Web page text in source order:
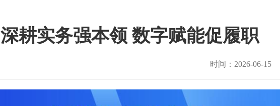
深耕实务强本领 数字赋能促履职
时间：2026-06-15